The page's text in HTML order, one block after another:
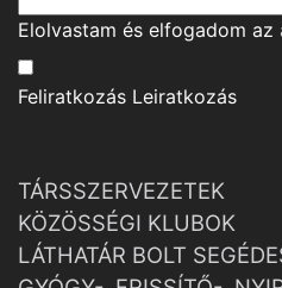
Elolvastam és elfogadom az
Feliratkozás Leiratkozás
TÁRSSZERVEZETEK
KÖZÖSSÉGI KLUBOK
LÁTHATÁR BOLT